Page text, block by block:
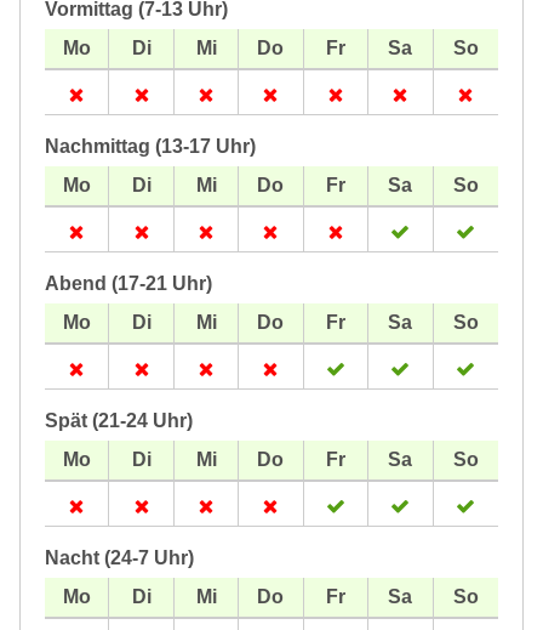
Vormittag (7-13 Uhr)
Nachmittag (13-17 Uhr)
Abend (17-21 Uhr)
Spät (21-24 Uhr)
Nacht (24-7 Uhr)